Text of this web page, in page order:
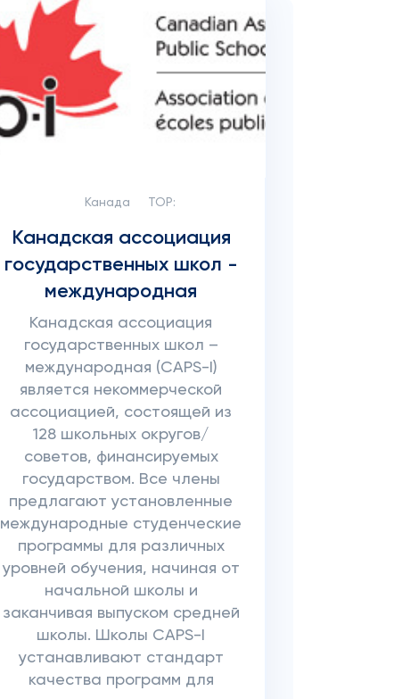
Канада TOP:
Канадская ассоциация
государственных школ -
международная
Канадская ассоциация
государственных школ –
международная (CAPS-I)
является некоммерческой
ассоциацией, состоящей из
128 школьных округов/
советов, финансируемых
государством. Все члены
предлагают установленные
международные студенческие
программы для различных
уровней обучения, начиная от
начальной школы и
заканчивая выпуском средней
школы. Школы CAPS-I
устанавливают стандарт
качества программ для